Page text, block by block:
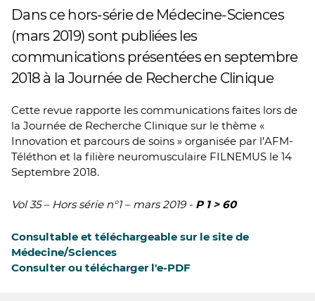
Dans ce hors-série de Médecine-Sciences
(mars 2019) sont publiées les
communications présentées en septembre
2018 à la Journée de Recherche Clinique
Cette revue rapporte les communications faites lors de
la Journée de Recherche Clinique sur le thème «
Innovation et parcours de soins » organisée par l’AFM-
Téléthon et la filière neuromusculaire FILNEMUS le 14
Septembre 2018.
Vol 35 – Hors série n°1 – mars 2019 - P 1 > 60
Consultable et téléchargeable sur le site de
Médecine/Sciences
Consulter ou télécharger l'e-PDF